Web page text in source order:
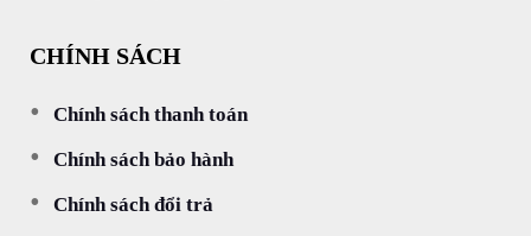
CHÍNH SÁCH
Chính sách thanh toán
Chính sách bảo hành
Chính sách đổi trả